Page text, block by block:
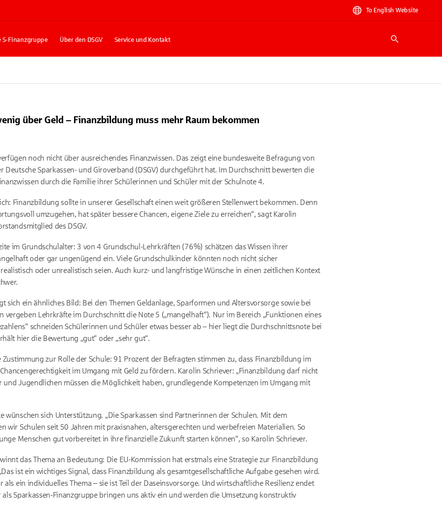
To English Website
S-Finanzgruppe Über den DSGV Service und Kontakt
Suche
über Geld – Finanzbildung muss mehr Raum bekommen
noch nicht über ausreichendes Finanzwissen. Das zeigt eine bundesweite Befragung von
Deutsche Sparkassen- und Giroverband (DSGV) durchgeführt hat. Im Durchschnitt bewerten die
durch die Familie ihrer Schülerinnen und Schüler mit der Schulnote 4.
Finanzbildung sollte in unserer Gesellschaft einen weit größeren Stellenwert bekommen. Denn
umzugehen, hat später bessere Chancen, eigene Ziele zu erreichen“, sagt Karolin
des DSGV.
im Grundschulalter: 3 von 4 Grundschul-Lehrkräften (76%) schätzen das Wissen ihrer
oder gar ungenügend ein. Viele Grundschulkinder könnten noch nicht sicher
oder unrealistisch seien. Auch kurz- und langfristige Wünsche in einen zeitlichen Kontext
sich ein ähnliches Bild: Bei den Themen Geldanlage, Sparformen und Altersvorsorge sowie bei
vergeben Lehrkräfte im Durchschnitt die Note 5 („mangelhaft“). Nur im Bereich „Funktionen eines
schneiden Schülerinnen und Schüler etwas besser ab – hier liegt die Durchschnittsnote bei
hier die Bewertung „gut“ oder „sehr gut“.
zur Rolle der Schule: 91 Prozent der Befragten stimmen zu, dass Finanzbildung im
im Umgang mit Geld zu fördern. Karolin Schriever: „Finanzbildung darf nicht
und Jugendlichen müssen die Möglichkeit haben, grundlegende Kompetenzen im Umgang mit
wünschen sich Unterstützung. „Die Sparkassen sind Partnerinnen der Schulen. Mit dem
wir Schulen seit 50 Jahren mit praxisnahen, altersgerechten und werbefreien Materialien. So
Menschen gut vorbereitet in ihre finanzielle Zukunft starten können“, so Karolin Schriever.
das Thema an Bedeutung: Die EU-Kommission hat erstmals eine Strategie zur Finanzbildung
ist ein wichtiges Signal, dass Finanzbildung als gesamtgesellschaftliche Aufgabe gesehen wird.
ein individuelles Thema – sie ist Teil der Daseinsvorsorge. Und wirtschaftliche Resilienz endet
Sparkassen-Finanzgruppe bringen uns aktiv ein und werden die Umsetzung konstruktiv